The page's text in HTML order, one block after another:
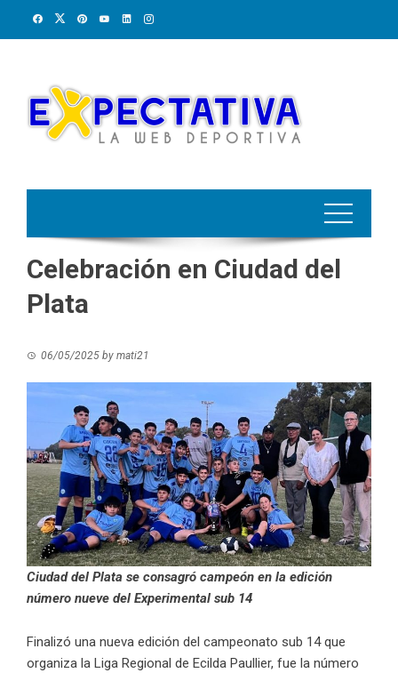
Celebración en Ciudad del
Plata
06/05/2025 by mati21
Ciudad del Plata se consagró campeón en la edición
número nueve del Experimental sub 14
Finalizó una nueva edición del campeonato sub 14 que
organiza la Liga Regional de Ecilda Paullier, fue la número